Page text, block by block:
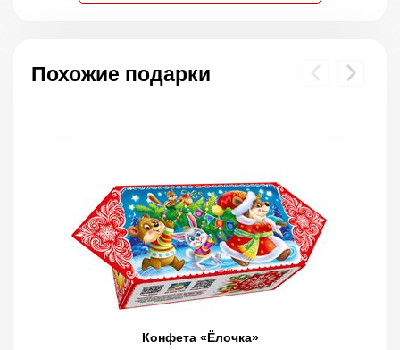
Похожие подарки
Конфета «Ёлочка»